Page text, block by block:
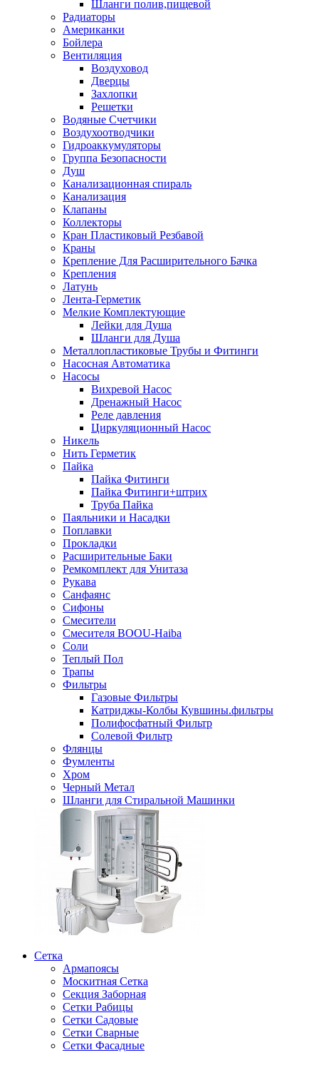
Шланги полив,пищевой
Радиаторы
Американки
Бойлера
Вентиляция
Воздуховод
Дверцы
Захлопки
Решетки
Водяные Счетчики
Воздухоотводчики
Гидроаккумуляторы
Группа Безопасности
Душ
Канализационная спираль
Канализация
Клапаны
Коллекторы
Кран Пластиковый Резбавой
Краны
Крепление Для Расширительного Бачка
Крепления
Латунь
Лента-Герметик
Мелкие Комплектующие
Лейки для Душа
Шланги для Душа
Металлопластиковые Трубы и Фитинги
Насосная Автоматика
Насосы
Вихревой Насос
Дренажный Насос
Реле давления
Циркуляционный Насос
Никель
Нить Герметик
Пайка
Пайка Фитинги
Пайка Фитинги+штрих
Труба Пайка
Паяльники и Насадки
Поплавки
Прокладки
Расширительные Баки
Ремкомплект для Унитаза
Рукава
Санфаянс
Сифоны
Смесители
Смесителя BOOU-Haiba
Соли
Теплый Пол
Трапы
Фильтры
Газовые Фильтры
Катриджы-Колбы Кувшины.фильтры
Полифосфатный Фильтр
Солевой Фильтр
Флянцы
Фумленты
Хром
Черный Метал
Шланги для Стиральной Машинки
Сетка
Армапоясы
Москитная Сетка
Секция Заборная
Сетки Рабицы
Сетки Садовые
Сетки Сварные
Сетки Фасадные